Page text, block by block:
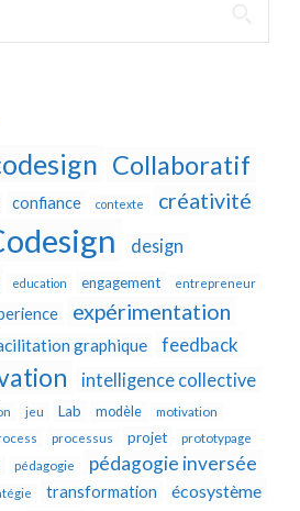
Collaboratif
confiance contexte créativité
design
education engagement entrepreneur
expérimentation
graphique feedback
intelligence collective
jeu Lab modèle motivation
processus projet prototypage
pédagogie pédagogie inversée
transformation écosystème